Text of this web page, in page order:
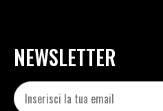
NEWSLETTER